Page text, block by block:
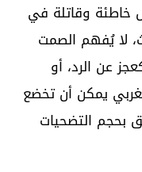
خاطئة وقاتلة في
لا يُفهم الصمت
عن الرد، أو
يمكن أن تخضع
بحجم التضحيات